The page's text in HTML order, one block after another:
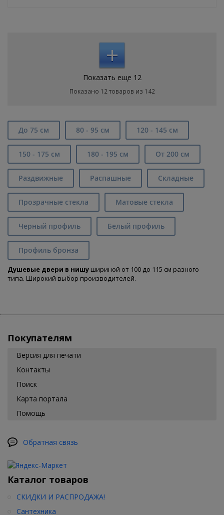
+
Показать еще 12
Показано 12 товаров из 142
До 75 см 80 - 95 см 120 - 145 см
150 - 175 см 180 - 195 см От 200 см
Раздвижные Распашные Складные
Прозрачные стекла Матовые стекла
Черный профиль Белый профиль
Профиль бронза
Душевые двери в нишу шириной от 100 до 115 см разного
типа. Широкий выбор производителей.
Покупателям
Версия для печати
Контакты
Поиск
Карта портала
Помощь
Обратная связь
Каталог товаров
СКИДКИ И РАСПРОДАЖА!
Сантехника